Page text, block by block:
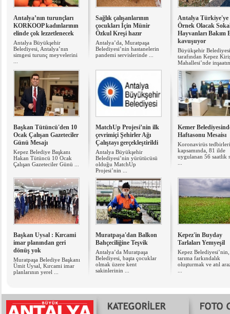
Antalya’nın turunçları
KORKOOP kadınlarının
elinde çok lezzetlenecek
Antalya Büyükşehir
Belediyesi, Antalya’nın
simgesi turunç meyvelerini
Sağlık çalışanlarının
çocukları İçin Münir
Özkul Kreşi hazır
Antalya’da, Muratpaşa
Belediyesi’nin hastanelerin
pandemi servislerinde ...
Antalya Türkiye'ye
Örnek Olacak
Hayvanları Bakım
kavuşuyor
Büyükşehir Belediyesi
tarafından Kepez
Mahallesi’nde
Başkan Tütüncü'den 10
Ocak Çalışan Gazeteciler
Günü Mesajı
Kepez Belediye Başkanı
Hakan Tütüncü 10 Ocak
Çalışan Gazeteciler Günü ...
MatchUp Projesi’nin ilk
çevrimiçi Şehirler Ağı
Çalıştayı gerçekleştirildi
Antalya Büyükşehir
Belediyesi’nin yürütücüsü
olduğu MatchUp
Projesi’nin ...
Kemer
Haftasonu Mesaisı
Koronavirüs tedbirleri
kapsamında, 81 ilde
uygulanan 56 saatlik
Başkan Uysal : Kırcami
imar planından geri
dönüş yok
Muratpaşa Belediye Başkanı
Ümit Uysal, Kırcami imar
planlarının yerel ...
Muratpaşa'dan Balkon
Bahçeciliğine Teşvik
Antalya’da Muratpaşa
Belediyesi, başta çocuklar
olmak üzere kent
sakinlerinin ...
Kepez'in Buyday
Tarlaları Yemyeşil
Kepez Belediyesi’nin,
tarıma farkındalık
oluşturmak ve atıl